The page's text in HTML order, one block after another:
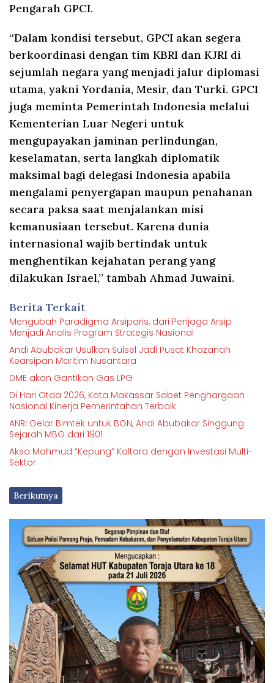
Pengarah GPCI.
“Dalam kondisi tersebut, GPCI akan segera
berkoordinasi dengan tim KBRI dan KJRI di
sejumlah negara yang menjadi jalur diplomasi
utama, yakni Yordania, Mesir, dan Turki. GPCI
juga meminta Pemerintah Indonesia melalui
Kementerian Luar Negeri untuk
mengupayakan jaminan perlindungan,
keselamatan, serta langkah diplomatik
maksimal bagi delegasi Indonesia apabila
mengalami penyergapan maupun penahanan
secara paksa saat menjalankan misi
kemanusiaan tersebut. Karena dunia
internasional wajib bertindak untuk
menghentikan kejahatan perang yang
dilakukan Israel,” tambah Ahmad Juwaini.
Berita Terkait
Mengubah Paradigma Arsiparis, dari Penjaga Arsip
Menjadi Analis Program Strategis Nasional
Andi Abubakar Usulkan Sulsel Jadi Pusat Khazanah
Kearsipan Maritim Nusantara
DME akan Gantikan Gas LPG
Di Hari Otda 2026, Kota Makassar Sabet Penghargaan
Nasional Kinerja Pemerintahan Terbaik
ANRI Gelar Bimtek untuk BGN, Andi Abubakar Singgung
Sejarah MBG dari 1901
Aksa Mahmud “Kepung” Kaltara dengan Investasi Multi-
Sektor
Berikutnya